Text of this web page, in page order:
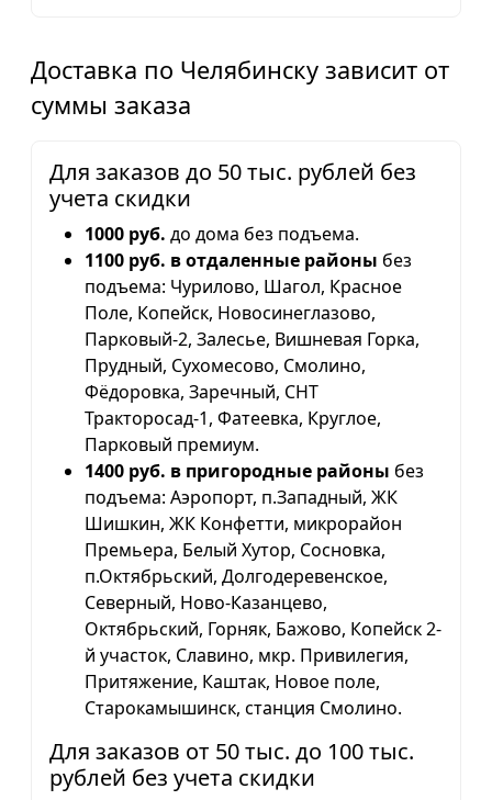
Доставка по Челябинску зависит от
суммы заказа
Для заказов до 50 тыс. рублей без
учета скидки
1000 руб. до дома без подъема.
1100 руб. в отдаленные районы без
подъема: Чурилово, Шагол, Красное
Поле, Копейск, Новосинеглазово,
Парковый-2, Залесье, Вишневая Горка,
Прудный, Сухомесово, Смолино,
Фёдоровка, Заречный, СНТ
Тракторосад-1, Фатеевка, Круглое,
Парковый премиум.
1400 руб. в пригородные районы без
подъема: Аэропорт, п.Западный, ЖК
Шишкин, ЖК Конфетти, микрорайон
Премьера, Белый Хутор, Сосновка,
п.Октябрьский, Долгодеревенское,
Северный, Ново-Казанцево,
Октябрьский, Горняк, Бажово, Копейск 2-
й участок, Славино, мкр. Привилегия,
Притяжение, Каштак, Новое поле,
Старокамышинск, станция Смолино.
Для заказов от 50 тыс. до 100 тыс.
рублей без учета скидки